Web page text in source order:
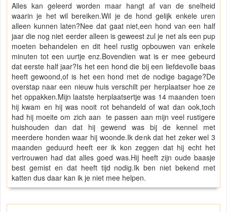
Alles kan geleerd worden maar hangt af van de snelheid
waarin je het wil bereiken.Wil je de hond gelijk enkele uren
alleen kunnen laten?Nee dat gaat niet,een hond van een half
jaar die nog niet eerder alleen is geweest zul je net als een pup
moeten behandelen en dit heel rustig opbouwen van enkele
minuten tot een uurtje enz.Bovendien wat is er mee gebeurd
dat eerste half jaar?Is het een hond die bij een liefdevolle baas
heeft gewoond,of is het een hond met de nodige bagage?De
overstap naar een nieuw huis verschilt per herplaatser hoe ze
het oppakken.Mijn laatste herplaatsertje was 14 maanden toen
hij kwam en hij was nooit rot behandeld of wat dan ook,toch
had hij moeite om zich aan te passen aan mijn veel rustigere
huishouden dan dat hij gewend was bij de kennel met
meerdere honden waar hij woonde.Ik denk dat het zeker wel 3
maanden geduurd heeft eer ik kon zeggen dat hij echt het
vertrouwen had dat alles goed was.Hij heeft zijn oude baasje
best gemist en dat heeft tijd nodig.Ik ben niet bekend met
katten dus daar kan ik je niet mee helpen.